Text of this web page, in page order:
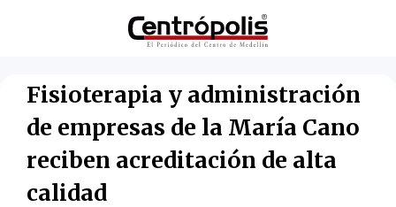
Fisioterapia y administración
de empresas de la María Cano
reciben acreditación de alta
calidad